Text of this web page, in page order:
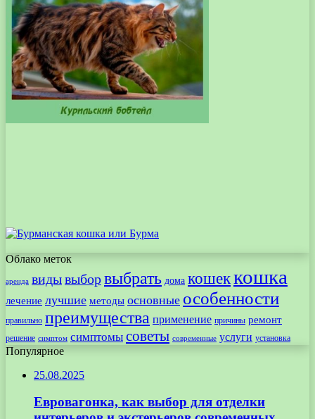
Облако меток
аренда видывыборвыбрать дома кошеккошка
лечение лучшие методы основные особенности
правильно преимущества применение причины ремонт
решение симптом симптомы советы современные услуги установка
Популярное
25.08.2025
Евровагонка, как выбор для отделки